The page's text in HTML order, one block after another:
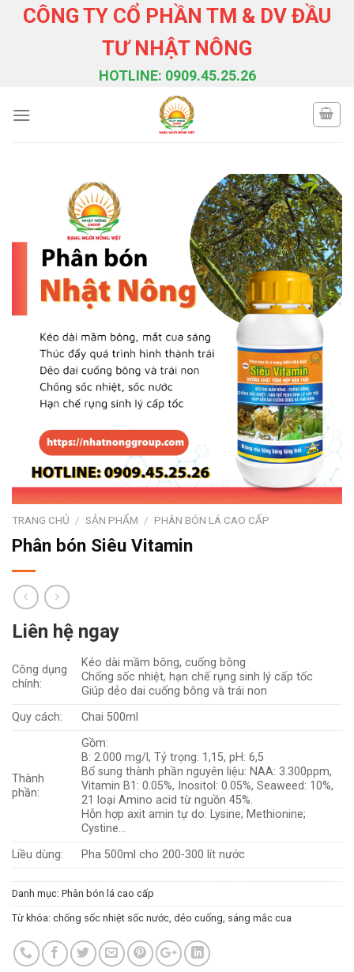
SkipCÔNG TY CỔ PHẦN TM & DV ĐẦU
TƯ NHẬT NÔNG
HOTLINE: 0909.45.25.26
TRANG CHỦ / SẢN PHẨM / PHÂN BÓN LÁ CAO CẤP
Phân bón Siêu Vitamin
Liên hệ ngay
Công dụng
chính:
Kéo dài mầm bông, cuống bông
Chống sốc nhiệt, hạn chế rụng sinh lý cấp tốc
Giúp dẻo dai cuống bông và trái non
Quy cách:
Chai 500ml
Thành
phần:
Gồm:
B: 2.000 mg/l, Tỷ trọng: 1,15, pH: 6,5
Bổ sung thành phần nguyên liệu: NAA: 3.300ppm,
Vitamin B1: 0.05%, Inositol: 0.05%, Seaweed: 10%,
21 loại Amino acid từ nguồn 45%.
Hỗn hợp axit amin tự do: Lysine; Methionine;
Cystine…
Liều dùng:
Pha 500ml cho 200-300 lít nước
Danh mục: Phân bón lá cao cấp
Từ khóa: chống sốc nhiệt sốc nước, dẻo cuống, sáng mắc cua